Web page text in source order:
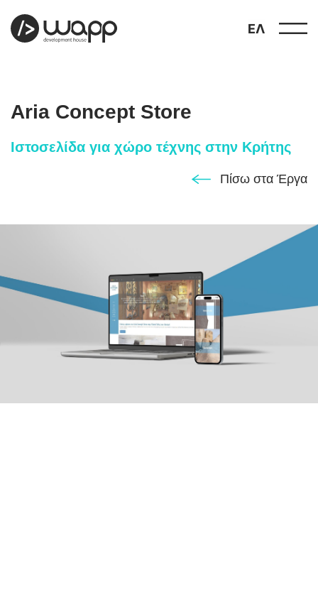
ΕΛ
παρουσιάσεις
04 υπηρεσίες
, 45221, Ιωάννινα
e: info@wapp.gr
Aria Concept Store
Ιστοσελίδα για χώρο τέχνης στην Κρήτης
Πίσω στα Έργα